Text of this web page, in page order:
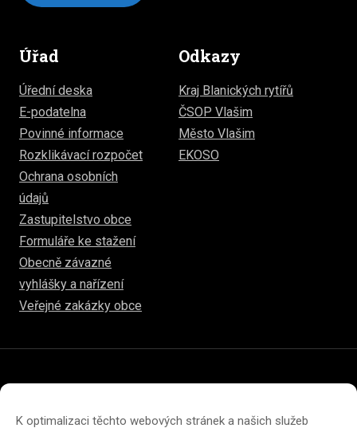
K optimalizaci těchto webových stránek a našich služeb
Úřad
Úřední deska
E-podatelna
Povinné informace
Rozklikávací rozpočet
Ochrana osobních
údajů
Zastupitelstvo obce
Formuláře ke stažení
Obecně závazné
vyhlášky a nařízení
Veřejné zakázky obce
Odkazy
Kraj Blanických rytířů
ČSOP Vlašim
Město Vlašim
EKOSO
Prohlášení o přístupnosti Prohlášení o ochraně soukromí